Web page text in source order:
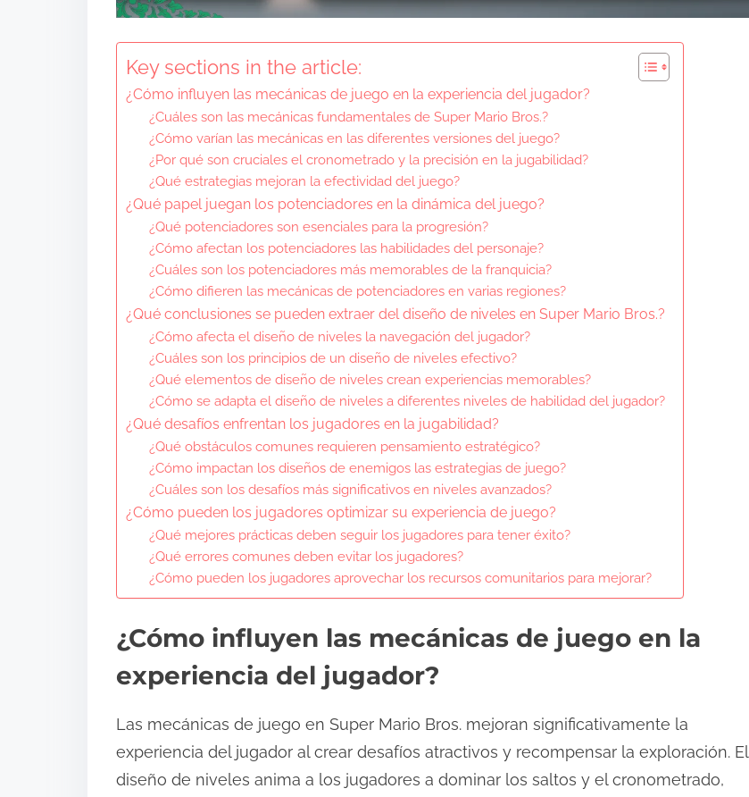
Key sections in the article:
¿Cómo influyen las mecánicas de juego en la experiencia del jugador?
¿Cuáles son las mecánicas fundamentales de Super Mario Bros.?
¿Cómo varían las mecánicas en las diferentes versiones del juego?
¿Por qué son cruciales el cronometrado y la precisión en la jugabilidad?
¿Qué estrategias mejoran la efectividad del juego?
¿Qué papel juegan los potenciadores en la dinámica del juego?
¿Qué potenciadores son esenciales para la progresión?
¿Cómo afectan los potenciadores las habilidades del personaje?
¿Cuáles son los potenciadores más memorables de la franquicia?
¿Cómo difieren las mecánicas de potenciadores en varias regiones?
¿Qué conclusiones se pueden extraer del diseño de niveles en Super Mario Bros.?
¿Cómo afecta el diseño de niveles la navegación del jugador?
¿Cuáles son los principios de un diseño de niveles efectivo?
¿Qué elementos de diseño de niveles crean experiencias memorables?
¿Cómo se adapta el diseño de niveles a diferentes niveles de habilidad del jugador?
¿Qué desafíos enfrentan los jugadores en la jugabilidad?
¿Qué obstáculos comunes requieren pensamiento estratégico?
¿Cómo impactan los diseños de enemigos las estrategias de juego?
¿Cuáles son los desafíos más significativos en niveles avanzados?
¿Cómo pueden los jugadores optimizar su experiencia de juego?
¿Qué mejores prácticas deben seguir los jugadores para tener éxito?
¿Qué errores comunes deben evitar los jugadores?
¿Cómo pueden los jugadores aprovechar los recursos comunitarios para mejorar?
¿Cómo influyen las mecánicas de juego en la
experiencia del jugador?
Las mecánicas de juego en Super Mario Bros. mejoran significativamente la
experiencia del jugador al crear desafíos atractivos y recompensar la exploración. El
diseño de niveles anima a los jugadores a dominar los saltos y el cronometrado,